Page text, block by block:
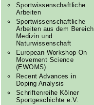
Sportwissenschaftliche
Arbeiten
Sportwissenschaftliche
Arbeiten aus dem Bereich
Medizin und
Naturwissenschaft
European Workshop On
Movement Science
(EWOMS)
Recent Advances in
Doping Analysis
Schriftenreihe Kölner
Sportgeschichte e.V.